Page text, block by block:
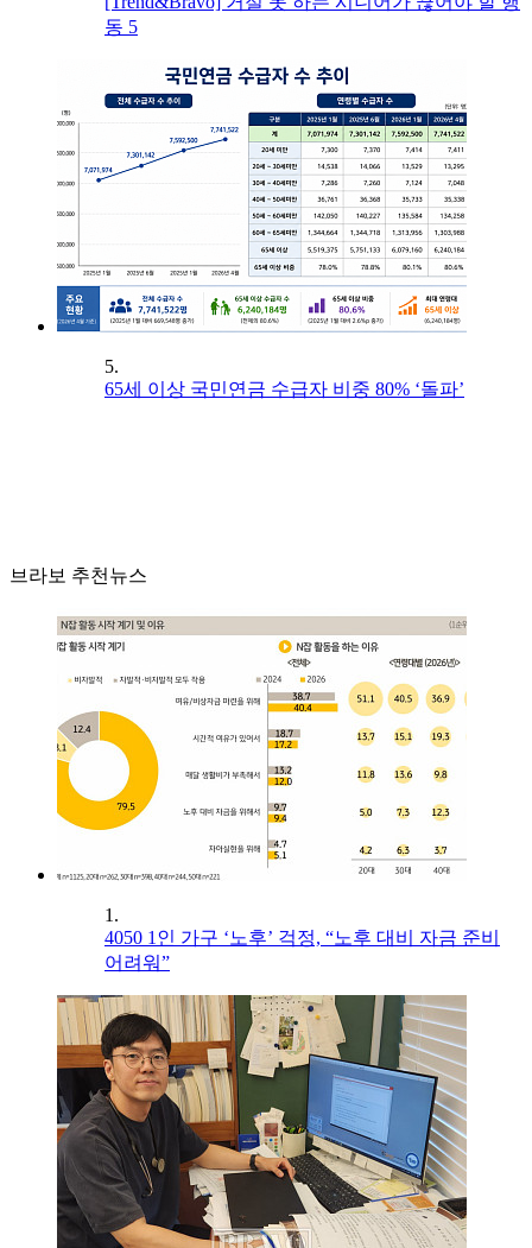
동 5
5.
65세 이상 국민연금 수급자 비중 80% ‘돌파’
브라보 추천뉴스
1.
4050 1인 가구 ‘노후’ 걱정, “노후 대비 자금 준비
어려워”